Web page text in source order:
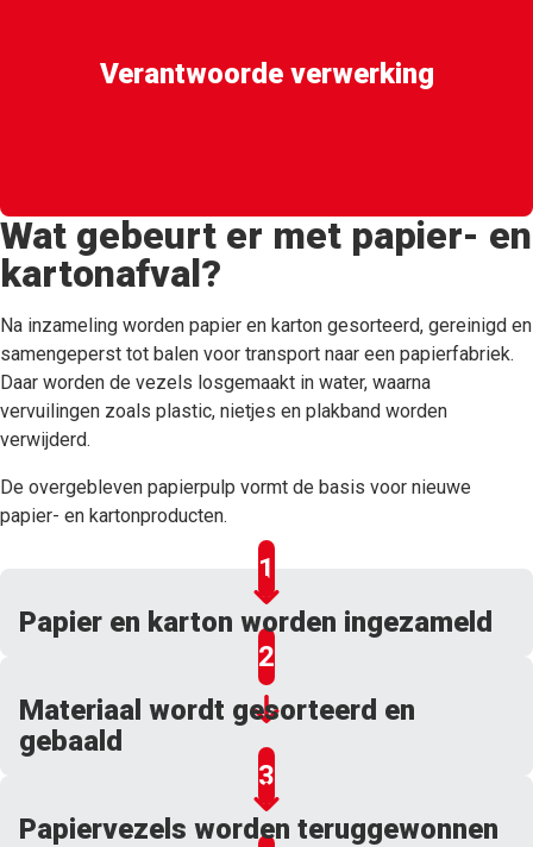
Verantwoorde verwerking
Wat gebeurt er met papier- en
kartonafval?
Na inzameling worden papier en karton gesorteerd, gereinigd en
samengeperst tot balen voor transport naar een papierfabriek.
Daar worden de vezels losgemaakt in water, waarna
vervuilingen zoals plastic, nietjes en plakband worden
verwijderd.
De overgebleven papierpulp vormt de basis voor nieuwe
papier- en kartonproducten.
Papier en karton worden ingezameld
Materiaal wordt gesorteerd en
gebaald
Papiervezels worden teruggewonnen